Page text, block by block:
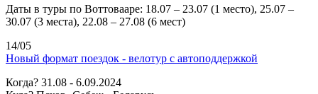
Даты в туры по Воттовааре: 18.07 – 23.07 (1 место), 25.07 –
30.07 (3 места), 22.08 – 27.08 (6 мест)
14/05
Новый формат поездок - велотур с автоподдержкой
Когда? 31.08 - 6.09.2024